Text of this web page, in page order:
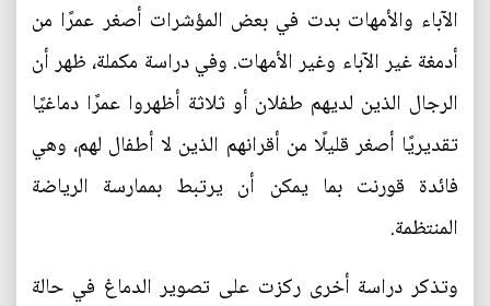
الآباء والأمهات بدت في بعض المؤشرات أصغر عمرًا من
أدمغة غير الآباء وغير الأمهات. وفي دراسة مكملة، ظهر أن
الرجال الذين لديهم طفلان أو ثلاثة أظهروا عمرًا دماغيًا
تقديريًا أصغر قليلًا من أقرانهم الذين لا أطفال لهم، وهي
فائدة قورنت بما يمكن أن يرتبط بممارسة الرياضة
المنتظمة.
وتذكر دراسة أخرى ركزت على تصوير الدماغ في حالة